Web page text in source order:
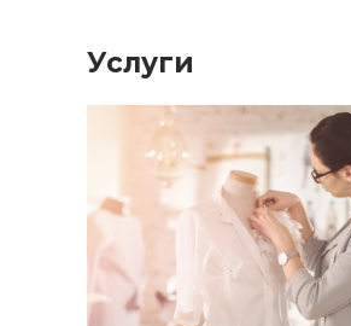
Услуги